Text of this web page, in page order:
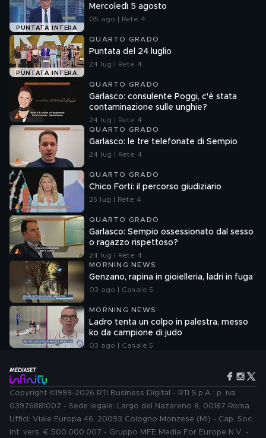
PUNTATA INTERA
Mercoledì 5 agosto
05 ago | Rete 4
PUNTATA INTERA
QUARTO GRADO
Puntata del 24 luglio
24 lug | Rete 4
QUARTO GRADO
Garlasco: consulente Poggi, c'è stata
contaminazione sulle unghie?
24 lug | Rete 4
QUARTO GRADO
Garlasco: le tre telefonate di Sempio
24 lug | Rete 4
QUARTO GRADO
Chico Forti: il percorso giudiziario
25 lug | Rete 4
QUARTO GRADO
Garlasco: Sempio ossessionato dal sesso
o ragazzo rispettoso?
24 lug | Rete 4
MORNING NEWS
Genzano, rapina in gioielleria, ladri in fuga
03 ago | Canale 5
MORNING NEWS
Ladro tenta un colpo in palestra, messo
ko da campione di judo
03 ago | Canale 5
Copyright ©1999-2026 RTI Business Digital - RTI S.p.A.: p. iva
03976881007 - Sede legale: Largo del Nazareno 8, 00187 Roma.
Uffici: Viale Europa 46, 20093 Cologno Monzese (MI) - Cap. Soc.
int. vers. € 500.000.007 - Gruppo MFE Media For Europe N.V. -